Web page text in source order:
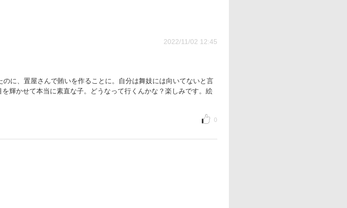
2022/11/02 12:45
に、置屋さんで賄いを作ることに。自分は舞妓には向いてないと言
輝かせて本当に素直な子。どうなって行くんかな？楽しみです。絵
0